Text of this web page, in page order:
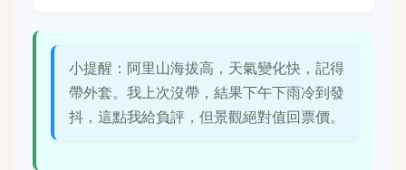
小提醒：阿里山海拔高，天氣變化快，記得
帶外套。我上次沒帶，結果下午下雨冷到發
抖，這點我給負評，但景觀絕對值回票價。